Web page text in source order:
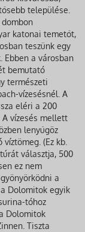
települése.
katonai temetőt,
teszünk egy
Ebben a városban
bemutató
természeti
vízesésnél. A
eléri a 200
vízesés mellett
lenyűgöz
(Ez kb.
választja, 500
ez nem
a
Dolomitok egyik
tóhoz
Dolomitok
Tiszta